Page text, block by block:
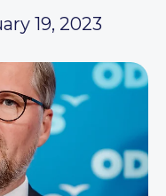
19, 2023